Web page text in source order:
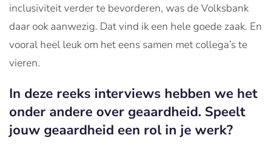
inclusiviteit verder te bevorderen, was de Volksbank
daar ook aanwezig. Dat vind ik een hele goede zaak. En
vooral heel leuk om het eens samen met collega’s te
vieren.
In deze reeks interviews hebben we het
onder andere over geaardheid. Speelt
jouw geaardheid een rol in je werk?